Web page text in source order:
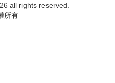
all rights reserved.
所有